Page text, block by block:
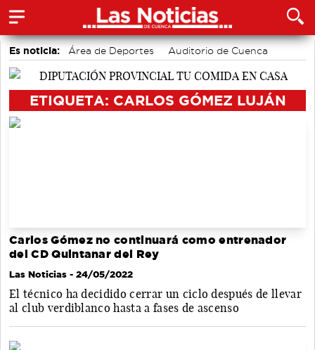
Es noticia: Área de Deportes
Auditorio de Cuenca
Bádminton
Actividades culturales en Cuenca
ETIQUETA: CARLOS GÓMEZ LUJÁN
Carlos Gómez no continuará como entrenador
del CD Quintanar del Rey
Las Noticias - 24/05/2022
El técnico ha decidido cerrar un ciclo después de llevar
al club verdiblanco hasta a fases de ascenso